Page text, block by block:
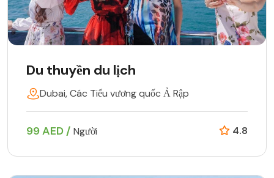
Du thuyền du lịch
Dubai, Các Tiểu vương quốc Ả Rập
99 AED / Người 4.8